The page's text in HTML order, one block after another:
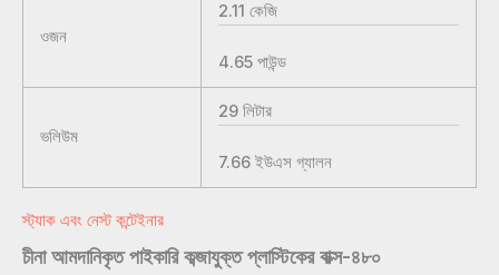
ওজন
2.11 কেজি
4.65 পাউন্ড
ভলিউম
29 লিটার
7.66 ইউএস গ্যালন
স্ট্যাক এবং নেস্ট কন্টেইনার
চীনা আমদানিকৃত পাইকারি কব্জাযুক্ত প্লাস্টিকের বাক্স-৪৮০